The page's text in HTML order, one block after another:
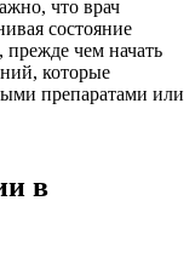
что врач
состояние
прежде чем начать
которые
препаратами или
в